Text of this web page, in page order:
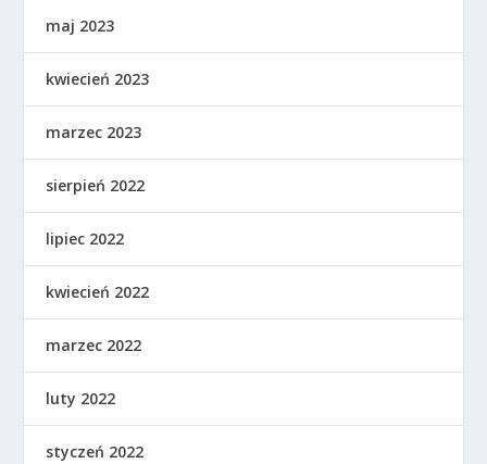
maj 2023
kwiecień 2023
marzec 2023
sierpień 2022
lipiec 2022
kwiecień 2022
marzec 2022
luty 2022
styczeń 2022